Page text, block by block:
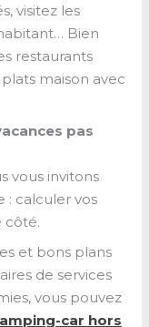
visitez les
Bien
restaurants
maison avec
pas
vous invitons
: calculer vos
côté.
et bons plans
de services
vous pouvez
car hors